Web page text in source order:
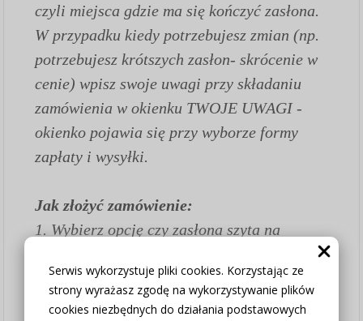
Serwis wykorzystuje pliki cookies. Korzystając ze
strony wyrażasz zgodę na wykorzystywanie plików
cookies niezbędnych do działania podstawowych
czyli miejsca gdzie ma się kończyć zasłona.
W przypadku kiedy potrzebujesz zmian (np.
potrzebujesz krótszych zasłon- skrócenie w
cenie) wpisz swoje uwagi przy składaniu
zamówienia w okienku TWOJE UWAGI -
okienko pojawia się przy wyborze formy
zapłaty i wysyłki.
Jak złożyć zamówienie:
1. Wybierz opcję czy zasłona szyta na
wybranym wymiarze (w opcji "Zasłona na
metry bez szycia" wszystkie poniższe